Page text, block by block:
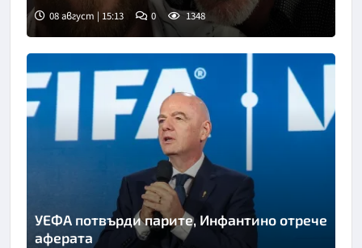
Снимка: Инстаграм
08 август | 15:13 0 1348
УЕФА потвърди парите, Инфантино отрече
аферата